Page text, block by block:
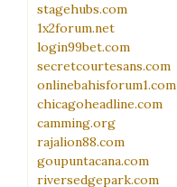
stagehubs.com
1x2forum.net
login99bet.com
secretcourtesans.com
onlinebahisforum1.com
chicagoheadline.com
camming.org
rajalion88.com
goupuntacana.com
riversedgepark.com